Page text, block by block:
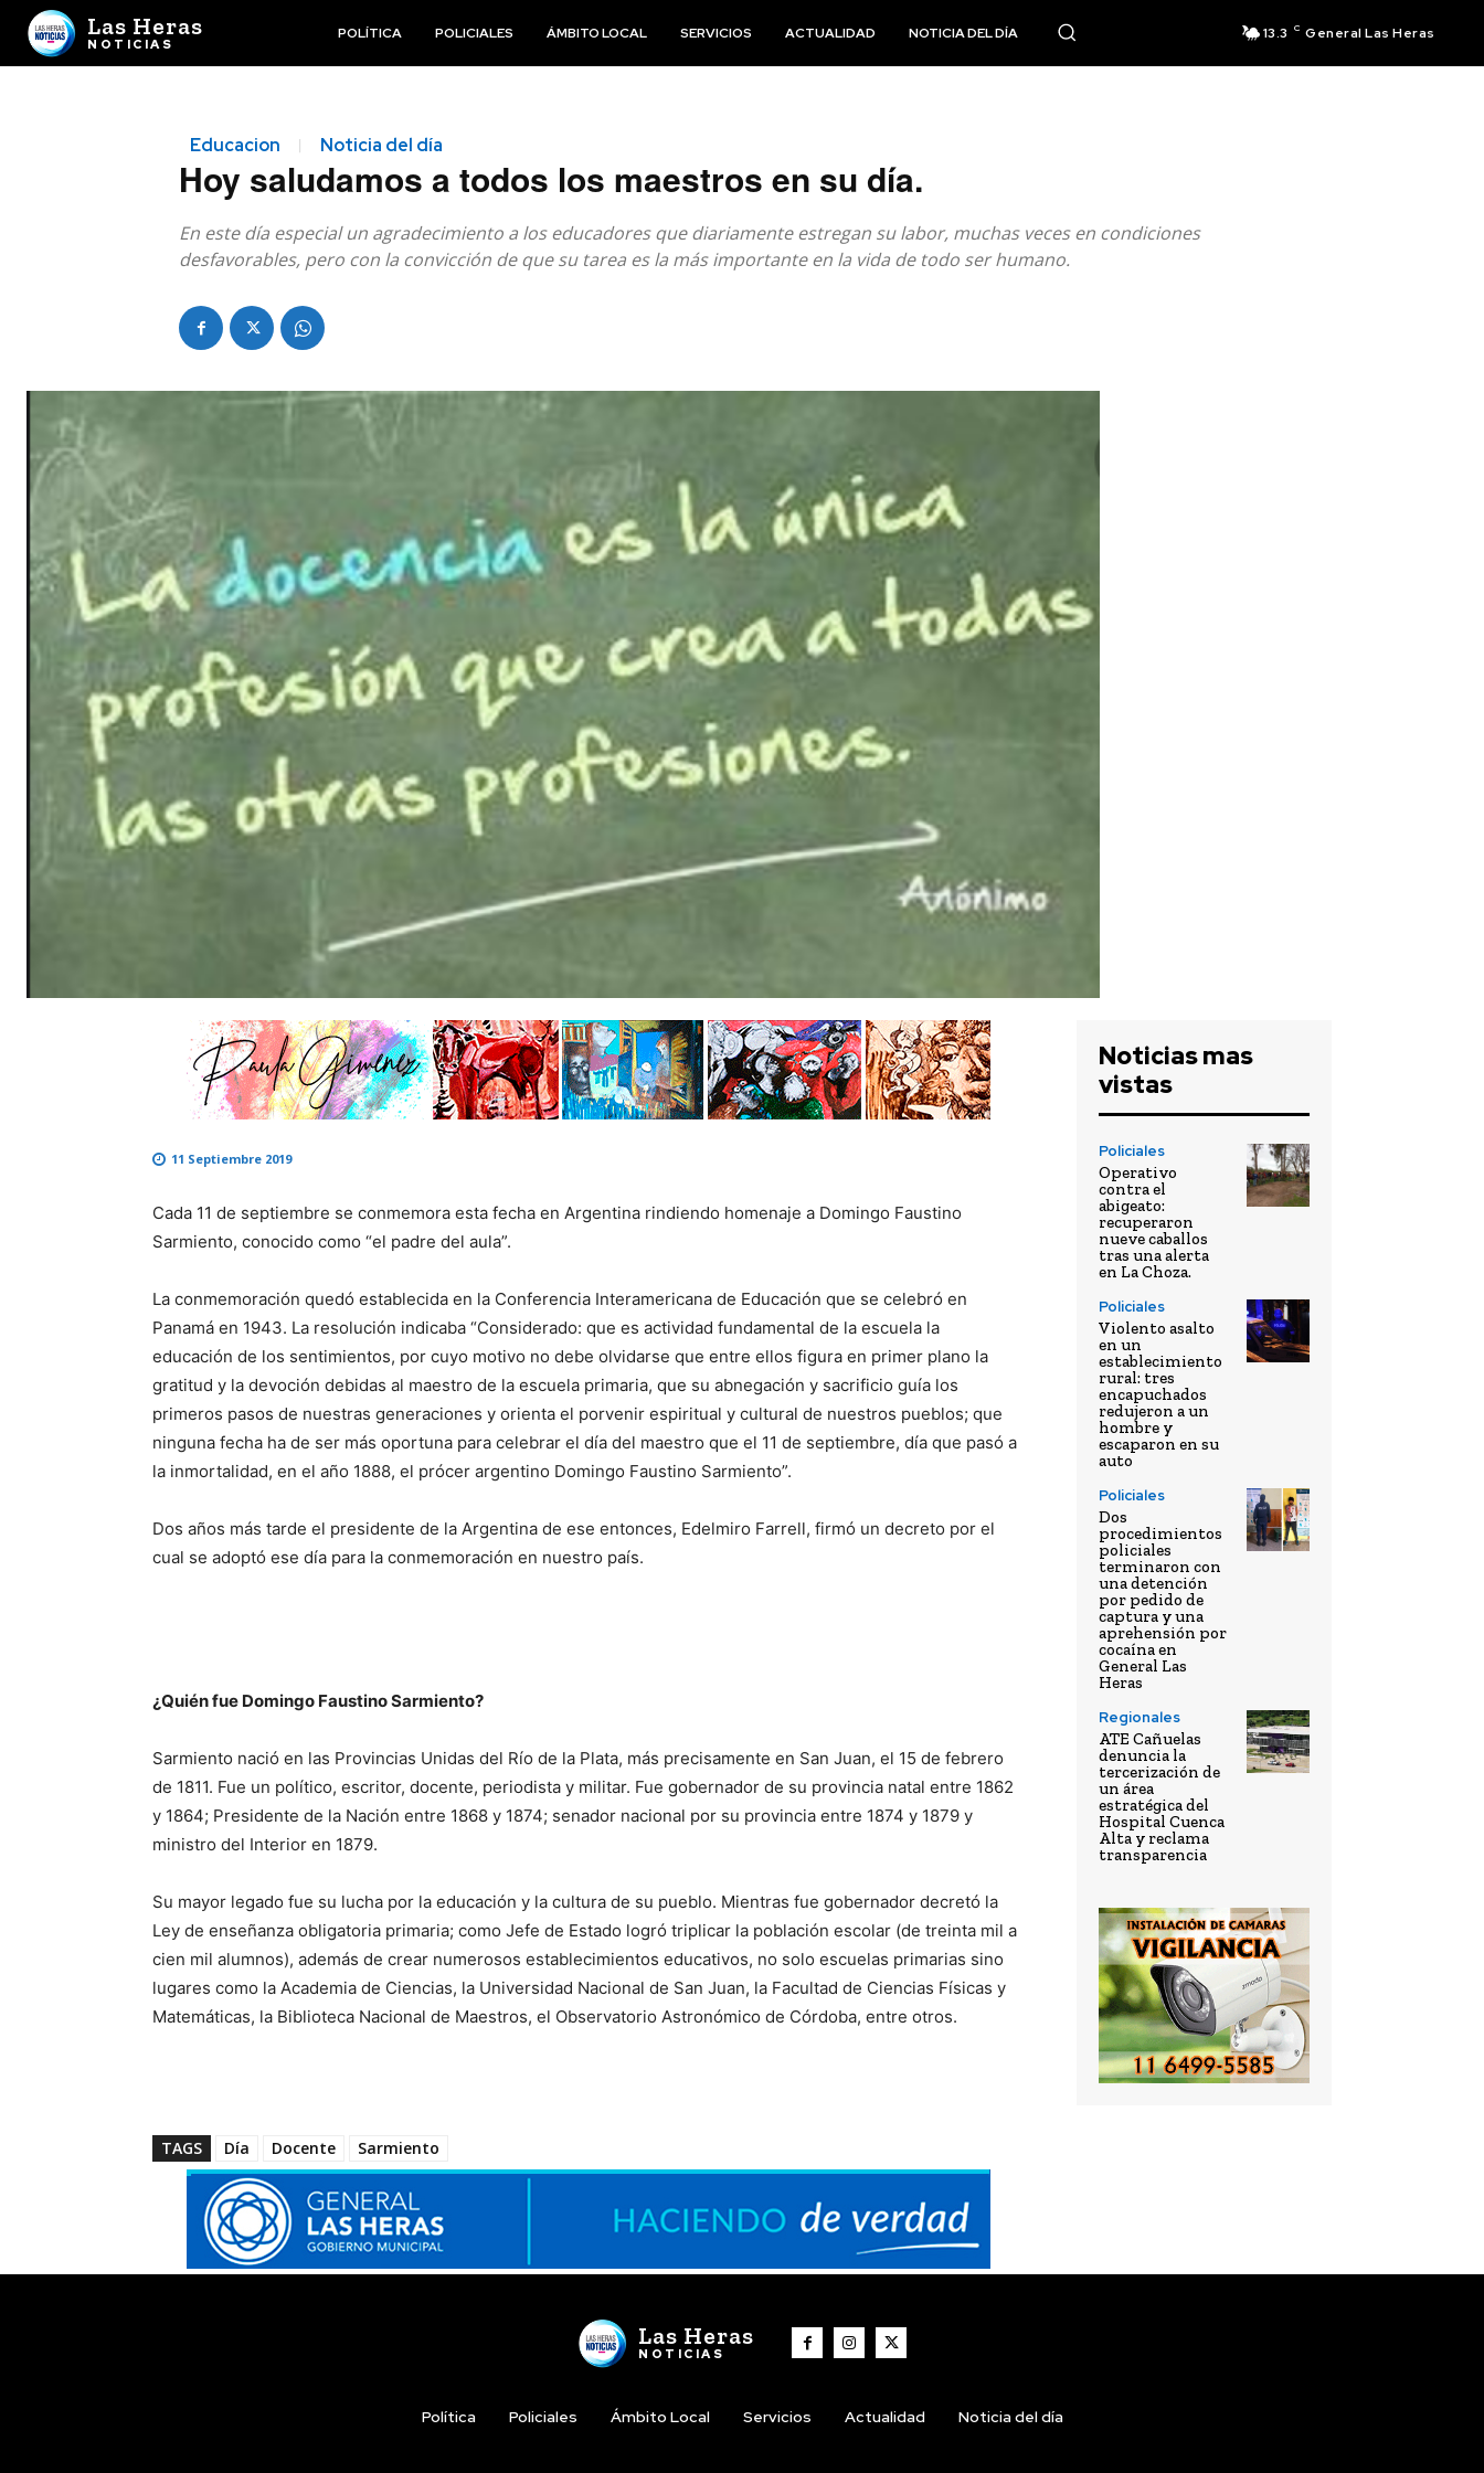
Las Heras
NOTICIAS
POLÍTICA POLICIALES ÁMBITO LOCAL SERVICIOS ACTUALIDAD NOTICIA DEL DÍA 13.3 C General Las Heras
Educacion Noticia del día
Hoy saludamos a todos los maestros en su día.
En este día especial un agradecimiento a los educadores que diariamente estregan su labor, muchas veces en condiciones
desfavorables, pero con la convicción de que su tarea es la más importante en la vida de todo ser humano.
11 Septiembre 2019
Cada 11 de septiembre se conmemora esta fecha en Argentina rindiendo homenaje a Domingo Faustino
Sarmiento, conocido como “el padre del aula”.
La conmemoración quedó establecida en la Conferencia Interamericana de Educación que se celebró en
Panamá en 1943. La resolución indicaba “Considerado: que es actividad fundamental de la escuela la
educación de los sentimientos, por cuyo motivo no debe olvidarse que entre ellos figura en primer plano la
gratitud y la devoción debidas al maestro de la escuela primaria, que su abnegación y sacrificio guía los
primeros pasos de nuestras generaciones y orienta el porvenir espiritual y cultural de nuestros pueblos; que
ninguna fecha ha de ser más oportuna para celebrar el día del maestro que el 11 de septiembre, día que pasó a
la inmortalidad, en el año 1888, el prócer argentino Domingo Faustino Sarmiento”.
Dos años más tarde el presidente de la Argentina de ese entonces, Edelmiro Farrell, firmó un decreto por el
cual se adoptó ese día para la conmemoración en nuestro país.
¿Quién fue Domingo Faustino Sarmiento?
Sarmiento nació en las Provincias Unidas del Río de la Plata, más precisamente en San Juan, el 15 de febrero
de 1811. Fue un político, escritor, docente, periodista y militar. Fue gobernador de su provincia natal entre 1862
y 1864; Presidente de la Nación entre 1868 y 1874; senador nacional por su provincia entre 1874 y 1879 y
ministro del Interior en 1879.
Su mayor legado fue su lucha por la educación y la cultura de su pueblo. Mientras fue gobernador decretó la
Ley de enseñanza obligatoria primaria; como Jefe de Estado logró triplicar la población escolar (de treinta mil a
cien mil alumnos), además de crear numerosos establecimientos educativos, no solo escuelas primarias sino
lugares como la Academia de Ciencias, la Universidad Nacional de San Juan, la Facultad de Ciencias Físicas y
Matemáticas, la Biblioteca Nacional de Maestros, el Observatorio Astronómico de Córdoba, entre otros.
TAGS Día Docente Sarmiento
Noticias mas
vistas
Policiales
Operativo
contra el
abigeato:
recuperaron
nueve caballos
tras una alerta
en La Choza.
Policiales
Violento asalto
en un
establecimiento
rural: tres
encapuchados
redujeron a un
hombre y
escaparon en su
auto
Policiales
Dos
procedimientos
policiales
terminaron con
una detención
por pedido de
captura y una
aprehensión por
cocaína en
General Las
Heras
Regionales
ATE Cañuelas
denuncia la
tercerización de
un área
estratégica del
Hospital Cuenca
Alta y reclama
transparencia
Las Heras
NOTICIAS
Política Policiales Ámbito Local Servicios Actualidad Noticia del día